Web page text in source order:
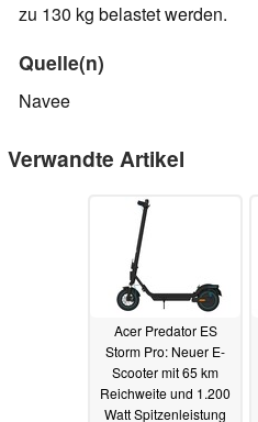
zu 130 kg belastet werden.
Quelle(n)
Navee
Verwandte Artikel
Acer Predator ES
Storm Pro: Neuer E-
Scooter mit 65 km
Reichweite und 1.200
Watt Spitzenleistung